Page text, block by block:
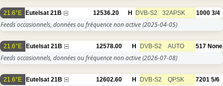
21.6°E Eutelsat 21B 12536.20 H DVB-S2 32APSK 1000 3/4
Feeds occasionnels, données ou fréquence non active(2025-04-05)
21.6°E Eutelsat 21B 12578.00 H DVB-S2 AUTO 517 None
Feeds occasionnels, données ou fréquence non active(2026-07-08)
21.6°E Eutelsat 21B 12602.60 H DVB-S2 QPSK 7201 5/6